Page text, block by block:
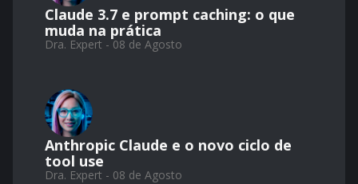
Claude 3.7 e prompt caching: o que
muda na prática
Dra. Expert - 08 de Agosto
Anthropic Claude e o novo ciclo de
tool use
Dra. Expert - 08 de Agosto